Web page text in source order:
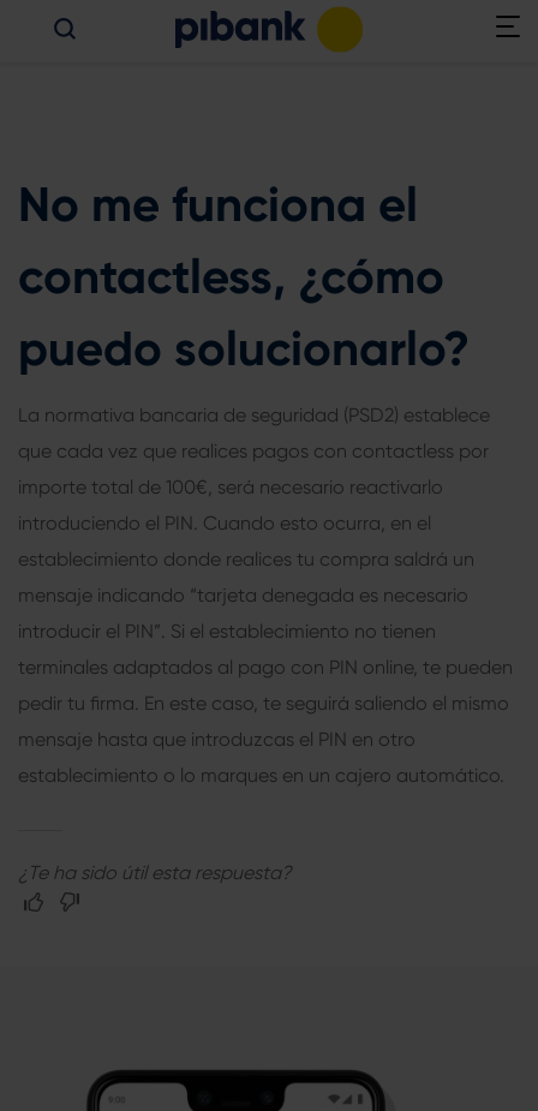
No me funciona el
contactless, ¿cómo
puedo solucionarlo?
La normativa bancaria de seguridad (PSD2) establece
que cada vez que realices pagos con contactless por
importe total de 100€, será necesario reactivarlo
introduciendo el PIN. Cuando esto ocurra, en el
establecimiento donde realices tu compra saldrá un
mensaje indicando “tarjeta denegada es necesario
introducir el PIN”. Si el establecimiento no tienen
terminales adaptados al pago con PIN online, te pueden
pedir tu firma. En este caso, te seguirá saliendo el mismo
mensaje hasta que introduzcas el PIN en otro
establecimiento o lo marques en un cajero automático.
¿Te ha sido útil esta respuesta?